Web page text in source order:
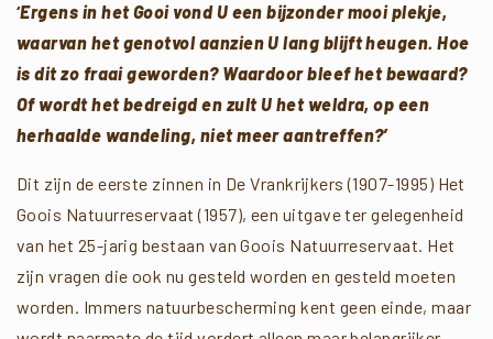
‘Ergens in het Gooi vond U een bijzonder mooi plekje,
waarvan het genotvol aanzien U lang blijft heugen.Hoe
is dit zo fraai geworden? Waardoor bleef het bewaard?
Of wordt het bedreigd en zult U het weldra, op een
herhaalde wandeling, niet meer aantreffen?’
Dit zijn de eerste zinnen in De Vrankrijkers (1907-1995) Het
Goois Natuurreservaat (1957), een uitgave ter gelegenheid
van het 25-jarig bestaan van Goois Natuurreservaat. Het
zijn vragen die ook nu gesteld worden en gesteld moeten
worden. Immers natuurbescherming kent geen einde, maar